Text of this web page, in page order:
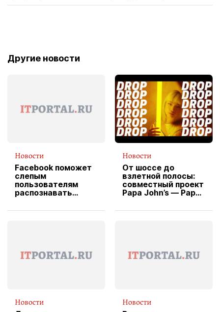
Другие новости
Новости
Facebook поможет
слепым
пользователям
распознавать
Новости
От шоссе до
взлетной полосы:
совместный проект
Papa John’s — Papa
вводит
Новости Новости